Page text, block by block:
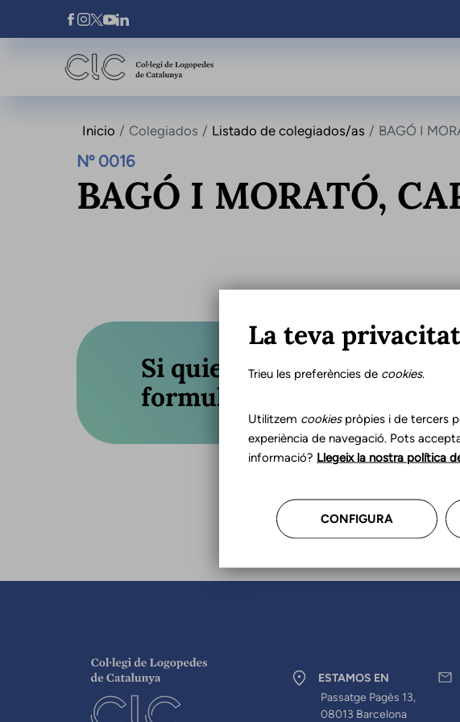
Pasar al contenido principal
Xarxes Socials
Inicio Colegiados Listado de colegiados/as BAGÓ I
Nº 0016
BAGÓ I MORATÓ,
Si quieres actualizar tus
formulario o llámanos.
ESTAMOS EN
Passatge Pagès 13,
08013 Barcelona
La teva
Trieu les preferències de cookies.
Utilitzem cookiespròpies i de tercers
experiència de navegació. Pots
informació? Llegeix la nostra política
CONFIGURA